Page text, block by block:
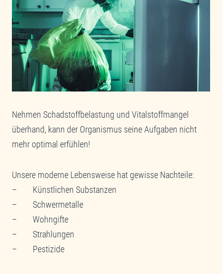
Nehmen Schadstoffbelastung und Vitalstoffmangel
überhand, kann der Organismus seine Aufgaben nicht
mehr optimal erfühlen!
Unsere moderne Lebensweise hat gewisse Nachteile:
– Künstlichen Substanzen
– Schwermetalle
– Wohngifte
– Strahlungen
– Pestizide